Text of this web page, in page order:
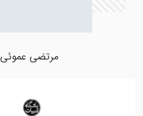
مرتضی عموئی